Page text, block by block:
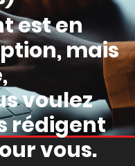
est en
mais
voulez
rédigent
vous.